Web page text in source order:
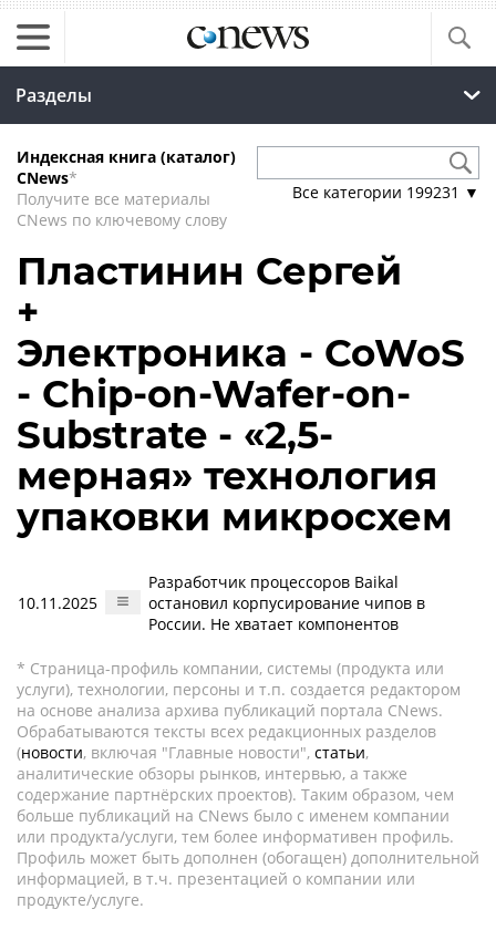
Разделы
Индексная книга (каталог)
CNews*
Получите все материалы
CNews по ключевому слову
Все категории 199231 ▼
Пластинин Сергей
+
Электроника - CoWoS
- Chip-on-Wafer-on-
Substrate - «2,5-
мерная» технология
упаковки микросхем
10.11.2025
Разработчик процессоров Baikal
остановил корпусирование чипов в
России. Не хватает компонентов
* Страница-профиль компании, системы (продукта или
услуги), технологии, персоны и т.п. создается редактором
на основе анализа архива публикаций портала CNews.
Обрабатываются тексты всех редакционных разделов
(новости, включая "Главные новости", статьи,
аналитические обзоры рынков, интервью, а также
содержание партнёрских проектов). Таким образом, чем
больше публикаций на CNews было с именем компании
или продукта/услуги, тем более информативен профиль.
Профиль может быть дополнен (обогащен) дополнительной
информацией, в т.ч. презентацией о компании или
продукте/услуге.